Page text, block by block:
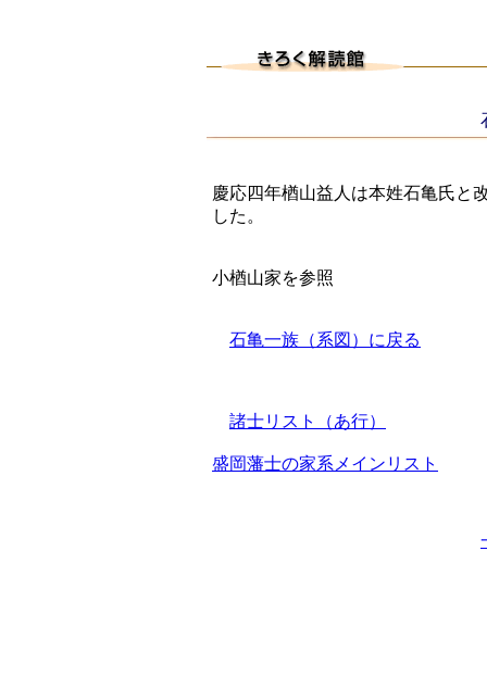
慶応四年楢山益人は本姓石亀氏と
した。
小楢山家を参照
石亀一族（系図）に戻る
諸士リスト（あ行）
盛岡藩士の家系メインリスト